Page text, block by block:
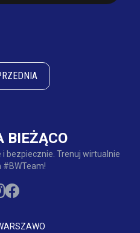
BIEŻĄCO
bezpiecznie. Trenuj wirtualnie
#BWTeam!